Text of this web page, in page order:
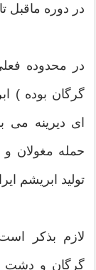
در دوره ماقبل
در محدوده
گرگان بوده )
ای ديرينه می
حمله مغولان
توليد ابريشم
لازم بذكر
گرگان و دشت